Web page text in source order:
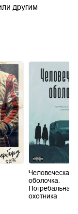
другим
Человеческая
оболочка.
Погребальная
охотника